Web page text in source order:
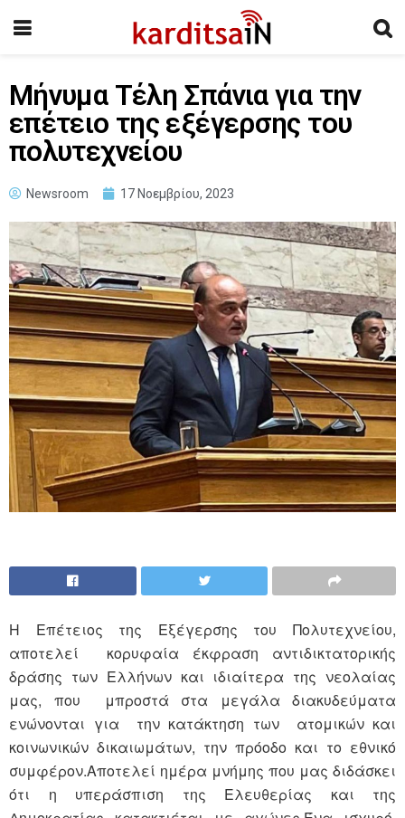
Μήνυμα Τέλη Σπάνια για την
επέτειο της εξέγερσης του
πολυτεχνείου
Newsroom 17 Νοεμβρίου, 2023
Η Επέτειος της Εξέγερσης του Πολυτεχνείου,
αποτελεί κορυφαία έκφραση αντιδικτατορικής
δράσης των Ελλήνων και ιδιαίτερα της νεολαίας
μας, που μπροστά στα μεγάλα διακυδεύματα
ενώνονται για την κατάκτηση των ατομικών και
κοινωνικών δικαιωμάτων, την πρόοδο και το εθνικό
συμφέρον.Αποτελεί ημέρα μνήμης που μας διδάσκει
ότι η υπεράσπιση της Ελευθερίας και της